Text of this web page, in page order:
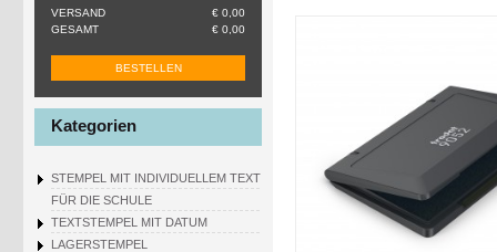
VERSAND
€ 0,00
GESAMT
€ 0,00
BESTELLEN
Kategorien
STEMPEL MIT INDIVIDUELLEM TEXT
FÜR DIE SCHULE
TEXTSTEMPEL MIT DATUM
LAGERSTEMPEL